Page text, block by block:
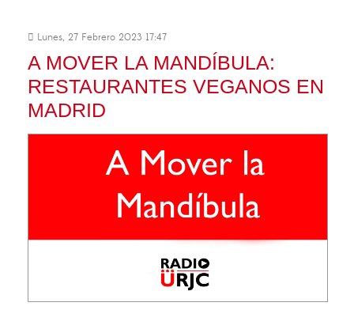
Lunes, 27 Febrero 2023 17:47
A MOVER LA MANDÍBULA:
RESTAURANTES VEGANOS EN
MADRID